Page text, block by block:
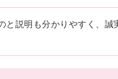
説明も分かりやすく、誠